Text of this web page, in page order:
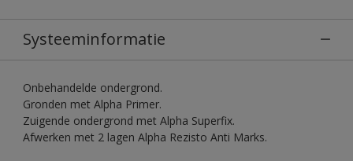
Systeeminformatie
Onbehandelde ondergrond.
Gronden met Alpha Primer.
Zuigende ondergrond met Alpha Superfix.
Afwerken met 2 lagen Alpha Rezisto Anti Marks.